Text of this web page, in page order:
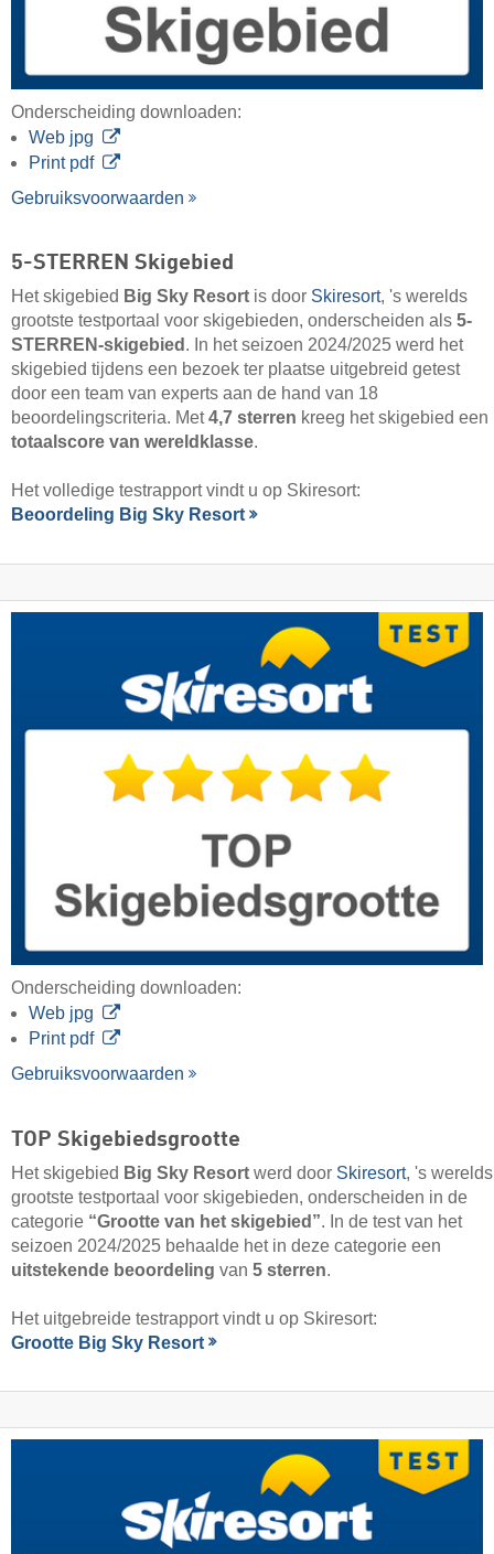
Onderscheiding downloaden:
Web jpg
Print pdf
Gebruiksvoorwaarden
5-STERREN Skigebied
Het skigebied Big Sky Resort is door Skiresort, 's werelds
grootste testportaal voor skigebieden, onderscheiden als 5-
STERREN-skigebied . In het seizoen 2024/2025 werd het
skigebied tijdens een bezoek ter plaatse uitgebreid getest
door een team van experts aan de hand van 18
beoordelingscriteria. Met4,7 sterren kreeg het skigebied een
totaalscore van wereldklasse.
Het volledige testrapport vindt u op Skiresort:
Beoordeling Big Sky Resort
Onderscheiding downloaden:
Web jpg
Print pdf
Gebruiksvoorwaarden
TOP Skigebiedsgrootte
Het skigebied Big Sky Resort werd door Skiresort, 's werelds
grootste testportaal voor skigebieden, onderscheiden in de
categorie “Grootte van het skigebied”. In de test van het
seizoen 2024/2025 behaalde het in deze categorie een
uitstekende beoordeling van 5 sterren.
Het uitgebreide testrapport vindt u op Skiresort:
Grootte Big Sky Resort